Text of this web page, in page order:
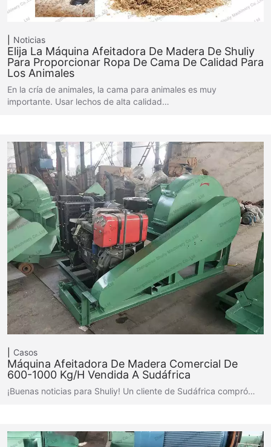
Noticias
Elija La Máquina Afeitadora De Madera De Shuliy
Para Proporcionar Ropa De Cama De Calidad Para
Los Animales
En la cría de animales, la cama para animales es muy
importante. Usar lechos de alta calidad…
Casos
Máquina Afeitadora De Madera Comercial De
600-1000 Kg/h Vendida A Sudáfrica
¡Buenas noticias para Shuliy! Un cliente de Sudáfrica compró…